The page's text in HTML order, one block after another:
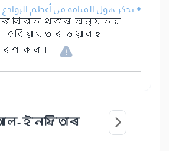
• تذكر هول القيامة من أعظم
বিৰত থকাৰ অন্যতম
ক্বিয়ামতৰ ভয়াৱহ
কৰা।
ইনফিতাৰ